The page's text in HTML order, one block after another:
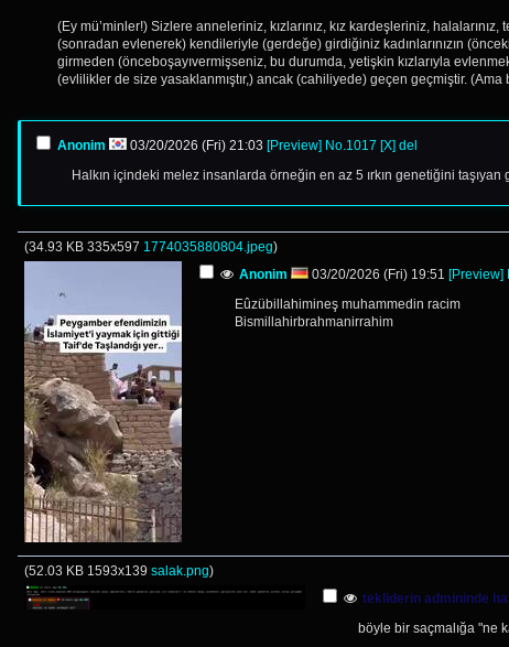
(Ey mü’minler!) Sizlere anneleriniz, kızlarınız, kız kardeşleriniz,
(sonradan evlenerek) kendileriyle (gerdeğe) girdiğiniz kadınlarınızın
girmeden (önceboşayıvermişseniz, bu durumda, yetişkin kızlarıyla
(evlilikler de size yasaklanmıştır,) ancak (cahiliyede) geçen geçmiştir.
Anonim 03/20/2026 (Fri) 21:03 [Preview] No.1017 [X] del
Halkın içindeki melez insanlarda örneğin en az 5 ırkın genetiğini
(34.93 KB 335x597 1774035880804.jpeg)
Anonim
03/20/2026 (Fri) 19:51 [Preview]
Eûzübillahimineş muhammedin racim
Bismillahirbrahmanirrahim
(52.03 KB 1593x139 salak.png)
tekliderin admininde
böyle bir saçmalığa "ne